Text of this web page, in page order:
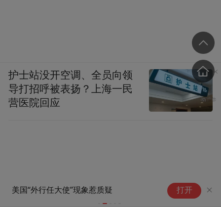
美国“外行任大使”现象惹质疑
伊朗总统与
问题交换意
打开
护士站没开空调、全员向领
导打招呼被表扬？上海一民
营医院回应